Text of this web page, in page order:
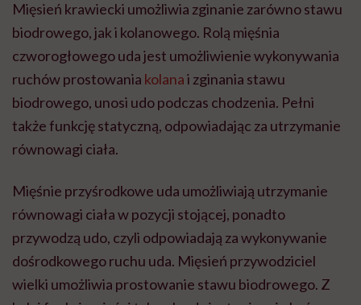
Mięsień krawiecki umożliwia zginanie zarówno stawu
biodrowego, jak i kolanowego. Rolą mięśnia
czworogłowego uda jest umożliwienie wykonywania
ruchów prostowania kolanai zginania stawu
biodrowego, unosi udo podczas chodzenia. Pełni
także funkcję statyczną, odpowiadając za utrzymanie
równowagi ciała.
Mięśnie przyśrodkowe uda umożliwiają utrzymanie
równowagi ciała w pozycji stojącej, ponadto
przywodzą udo, czyli odpowiadają za wykonywanie
dośrodkowego ruchu uda. Mięsień przywodziciel
wielki umożliwia prostowanie stawu biodrowego. Z